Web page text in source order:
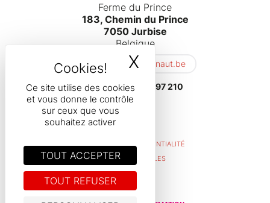
Ce site utilise des cookies
et vous donne le contrôle
sur ceux que vous
souhaitez activer
TOUT ACCEPTER
TOUT REFUSER
X MASQUER LE
Ferme du Prince
183, Chemin du Prince
7050 Jurbise
Belgique
hfapi.contact@hainaut.be
+32(65) 397 210
POLITIQUE DE CONFIDENTIALITÉ
MENTIONS LÉGALES
RGPD